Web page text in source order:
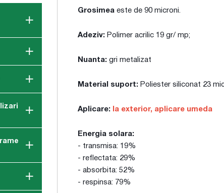
Grosimea este de 90 microni.
Adeziv: Polimer acrilic 19 gr/ mp;
Nuanta: gri metalizat
Material suport: Poliester siliconat 23
Aplicare: la exterior, aplicare umeda
Energia solara:
- transmisa: 19%
- reflectata: 29%
- absorbita: 52%
- respinsa: 79%